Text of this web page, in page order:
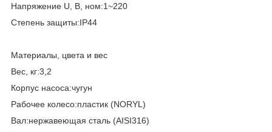
Напряжение U, В, ном:1~220
Степень защиты:IP44
Материалы, цвета и вес
Вес, кг:3,2
Корпус насоса:чугун
Рабочее колесо:пластик (NORYL)
Вал:нержавеющая сталь (AISI316)